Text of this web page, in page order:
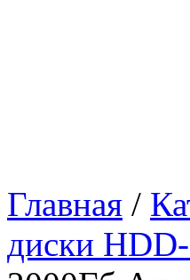
Главная /
диски